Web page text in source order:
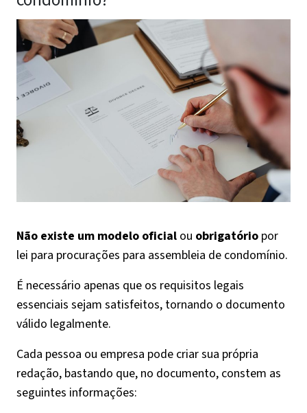
Não existe um modelo oficial ou obrigatório por
lei para procurações para assembleia de condomínio.
É necessário apenas que os requisitos legais
essenciais sejam satisfeitos, tornando o documento
válido legalmente.
Cada pessoa ou empresa pode criar sua própria
redação, bastando que, no documento, constem as
seguintes informações: